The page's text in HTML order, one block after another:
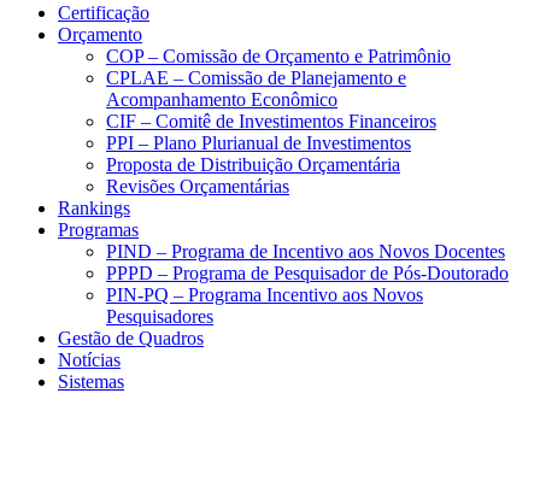
Certificação
Orçamento
COP – Comissão de Orçamento e Patrimônio
CPLAE – Comissão de Planejamento e
Acompanhamento Econômico
CIF – Comitê de Investimentos Financeiros
PPI – Plano Plurianual de Investimentos
Proposta de Distribuição Orçamentária
Revisões Orçamentárias
Rankings
Programas
PIND – Programa de Incentivo aos Novos Docentes
PPPD – Programa de Pesquisador de Pós-Doutorado
PIN-PQ – Programa Incentivo aos Novos
Pesquisadores
Gestão de Quadros
Notícias
Sistemas